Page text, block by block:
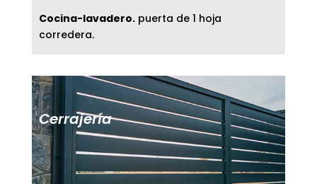
Cocina-lavadero.puerta de 1 hoja
corredera.
Cerrajería